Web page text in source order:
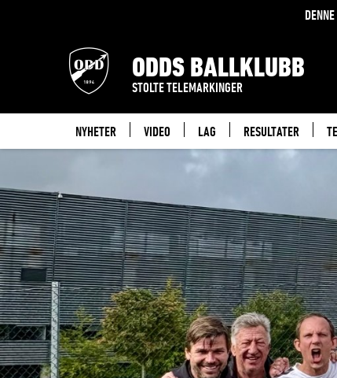
ODDS BALLKLUBB
STOLTE TELEMARKINGER
NYHETER VIDEO LAG RESULTATER